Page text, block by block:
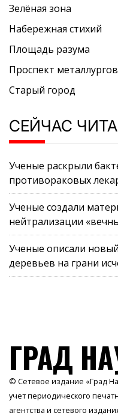
Зелёная зона
Набережная стихий
Площадь разума
Проспект металлургов
Старый город
СЕЙЧАС
Ученые раскрыли
противораковых
Ученые создали
нейтрализации
Ученые описали
деревьев на грани
ГРАД
© Сетевое издание «Град
учет периодического
агентства и сетевого